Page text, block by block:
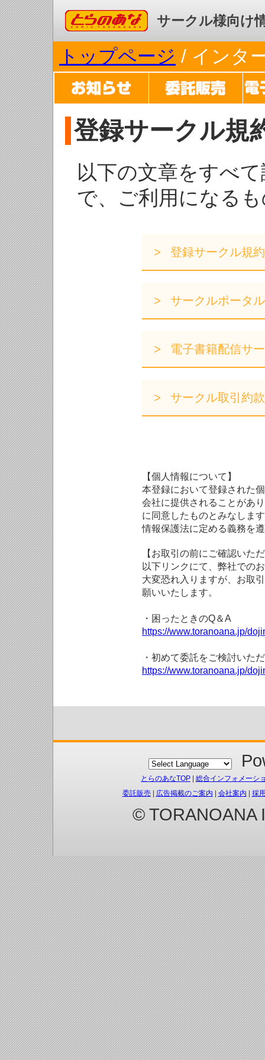
コミックとらのあな サークル様向け
トップページ / インタ
登録サークル規
以下の文章をすべ
で、ご利用になる
登録サークル規約
サークルポータ
電子書籍配信サ
サークル取引約款
【個人情報について】
本登録において登録された
会社に提供されることがあ
に同意したものとみなしま
情報保護法に定める義務を
【お取引の前にご確認いた
以下リンクにて、弊社での
大変恐れ入りますが、お取
願いいたします。
・困ったときのQ＆A
https://www.toranoana.jp/
・初めて委託をご検討いた
https://www.toranoana.jp/
とらのあなTOP
総合インフォメーシ
委託販売| 広告掲載のご案内 会社案内 採
© TORANOANA